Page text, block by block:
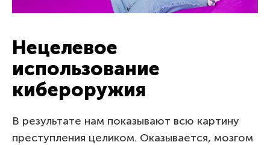
Нецелевое
использование
кибероружия
В результате нам показывают всю картину
преступления целиком. Оказывается, мозгом